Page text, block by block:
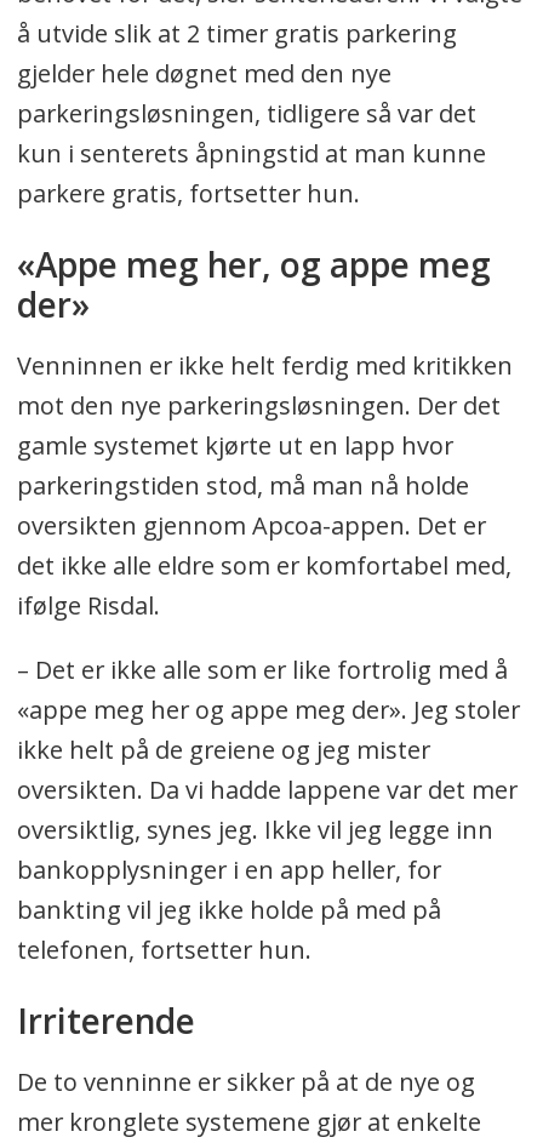
å utvide slik at 2 timer gratis parkering
gjelder hele døgnet med den nye
parkeringsløsningen, tidligere så var det
kun i senterets åpningstid at man kunne
parkere gratis, fortsetter hun.
«Appe meg her, og appe meg
der»
Venninnen er ikke helt ferdig med kritikken
mot den nye parkeringsløsningen. Der det
gamle systemet kjørte ut en lapp hvor
parkeringstiden stod, må man nå holde
oversikten gjennom Apcoa-appen. Det er
det ikke alle eldre som er komfortabel med,
ifølge Risdal.
– Det er ikke alle som er like fortrolig med å
«appe meg her og appe meg der». Jeg stoler
ikke helt på de greiene og jeg mister
oversikten. Da vi hadde lappene var det mer
oversiktlig, synes jeg. Ikke vil jeg legge inn
bankopplysninger i en app heller, for
bankting vil jeg ikke holde på med på
telefonen, fortsetter hun.
Irriterende
De to venninne er sikker på at de nye og
mer kronglete systemene gjør at enkelte